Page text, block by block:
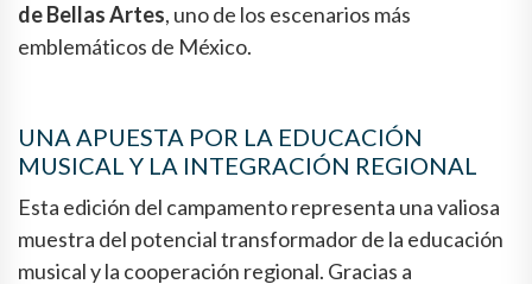
de Bellas Artes, uno de los escenarios más
emblemáticos de México.
UNA APUESTA POR LA EDUCACIÓN
MUSICAL Y LA INTEGRACIÓN REGIONAL
Esta edición del campamento representa una valiosa
muestra del potencial transformador de la educación
musical y la cooperación regional. Gracias a